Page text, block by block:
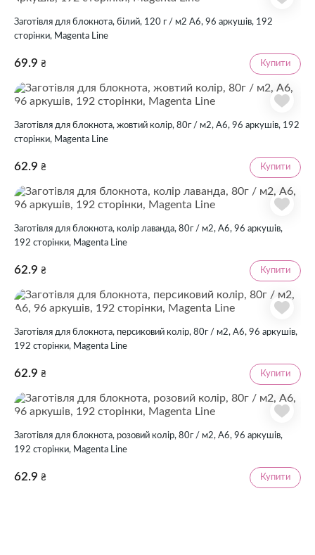
Заготівля для блокнота, білий, 120 г / м2 А6, 96 аркушів, 192
сторінки, Magenta Line
69.9 ₴ Купити
Заготівля для блокнота, жовтий колір, 80г / м2, А6, 96 аркушів, 192
сторінки, Magenta Line
62.9 ₴ Купити
Заготівля для блокнота, колір лаванда, 80г / м2, А6, 96 аркушів,
192 сторінки, Magenta Line
62.9 ₴ Купити
Заготівля для блокнота, персиковий колір, 80г / м2, А6, 96 аркушів,
192 сторінки, Magenta Line
62.9 ₴ Купити
Заготівля для блокнота, розовий колір, 80г / м2, А6, 96 аркушів,
192 сторінки, Magenta Line
62.9 ₴ Купити